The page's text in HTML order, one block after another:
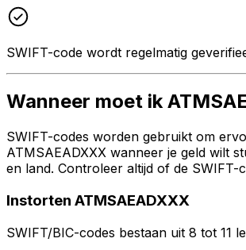
SWIFT-code wordt regelmatig
Wanneer moet ik
SWIFT-codes worden gebruikt om
ATMSAEADXXX wanneer je geld wilt
en land. Controleer altijd of de SWIFT-
Instorten ATMSAEADXXX
SWIFT/BIC-codes bestaan uit 8 tot 11